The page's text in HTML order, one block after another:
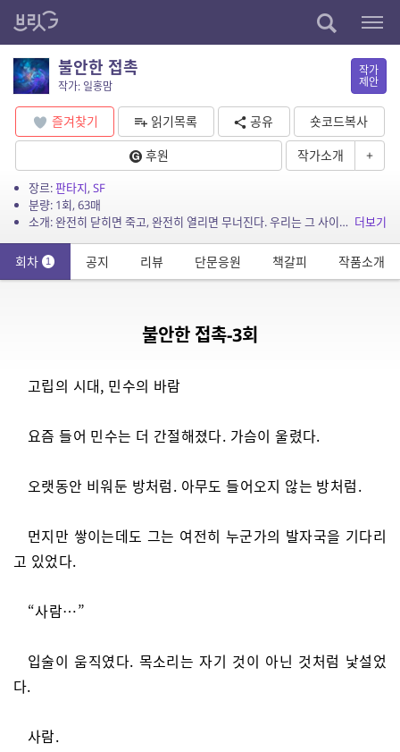
불안한 접촉
작가: 일홍맘
작가
제안
즐겨찾기 읽기목록 공유
숏코드복사
후원
작가소개 +
장르:판타지,SF
분량: 1회, 63매
소개: 완전히 닫히면 죽고, 완전히 열리면 무너진다. 우리는 그 사이에서 충분히 열리는 법을 배워야 했다 더보기
회차 1 공지 리뷰 단문응원 책갈피 작품소개
불안한 접촉-3회
고립의 시대, 민수의 바람
요즘 들어 민수는 더 간절해졌다. 가슴이 울렸다.
오랫동안 비워둔 방처럼. 아무도 들어오지 않는 방처럼.
먼지만 쌓이는데도 그는 여전히 누군가의 발자국을 기다리
고 있었다.
“사람…”
입술이 움직였다. 목소리는 자기 것이 아닌 것처럼 낯설었
다.
사람.